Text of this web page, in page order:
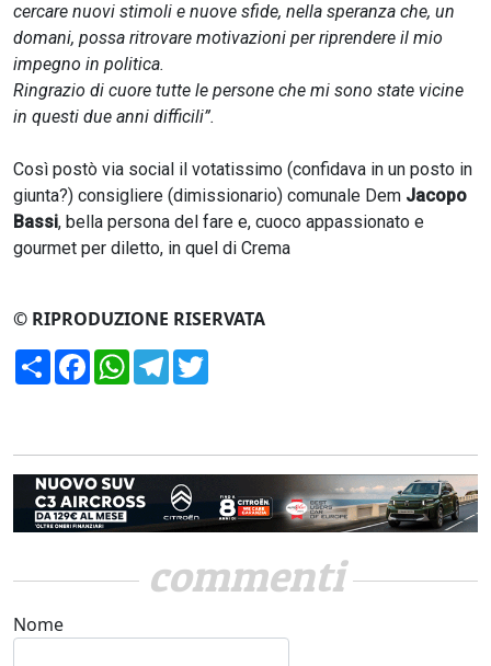
cercare nuovi stimoli e nuove sfide, nella speranza che, un
domani, possa ritrovare motivazioni per riprendere il mio
impegno in politica.
Ringrazio di cuore tutte le persone che mi sono state vicine
in questi due anni difficili”.
Così postò via social il votatissimo (confidava in un posto in
giunta?) consigliere (dimissionario) comunale Dem Jacopo
Bassi, bella persona del fare e, cuoco appassionato e
gourmet per diletto, in quel di Crema
© RIPRODUZIONE RISERVATA
CondividiFacebookWhatsApp
Telegram
commenti
Nome